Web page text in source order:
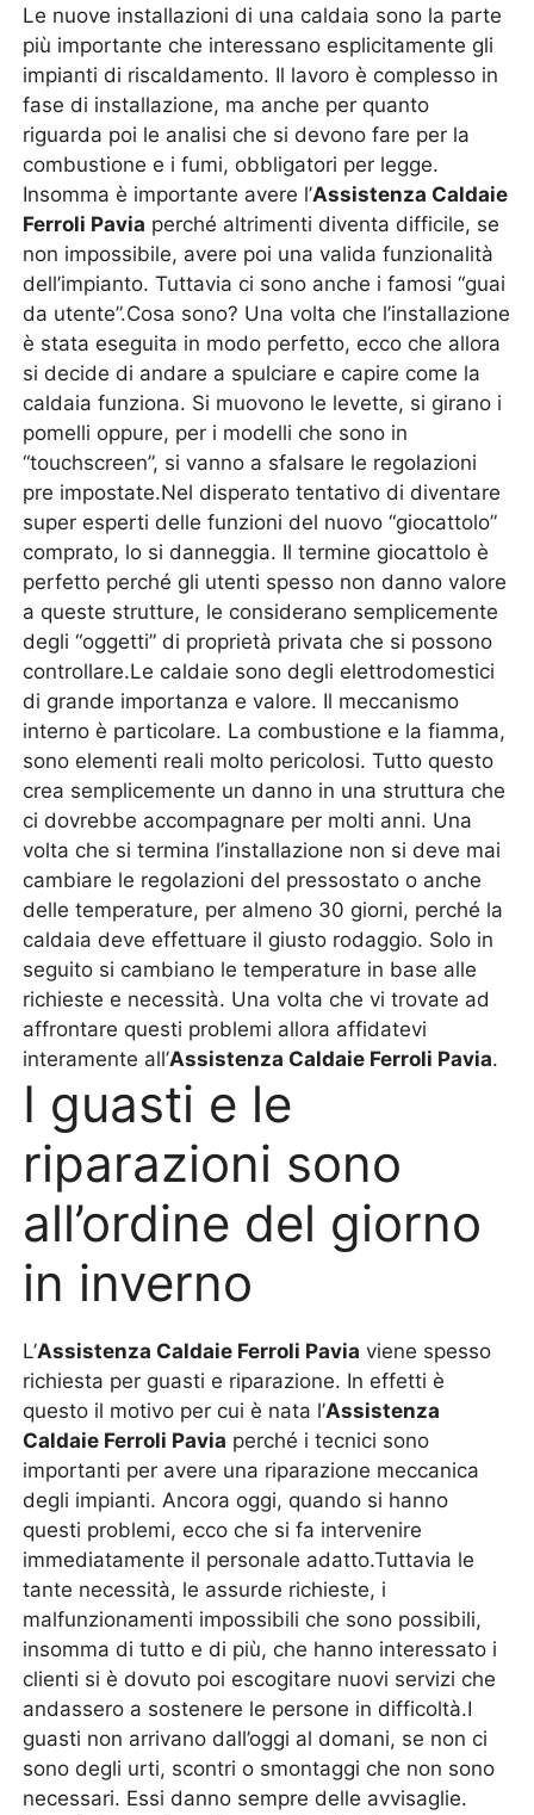
Le nuove installazioni di una caldaia sono la parte
più importante che interessano esplicitamente gli
impianti di riscaldamento. Il lavoro è complesso in
fase di installazione, ma anche per quanto
riguarda poi le analisi che si devono fare per la
combustione e i fumi, obbligatori per legge.
Insomma è importante avere l’Assistenza Caldaie
Ferroli Pavia perché altrimenti diventa difficile, se
non impossibile, avere poi una valida funzionalità
dell’impianto. Tuttavia ci sono anche i famosi “guai
da utente”.Cosa sono? Una volta che l’installazione
è stata eseguita in modo perfetto, ecco che allora
si decide di andare a spulciare e capire come la
caldaia funziona. Si muovono le levette, si girano i
pomelli oppure, per i modelli che sono in
“touchscreen”, si vanno a sfalsare le regolazioni
pre impostate.Nel disperato tentativo di diventare
super esperti delle funzioni del nuovo “giocattolo”
comprato, lo si danneggia. Il termine giocattolo è
perfetto perché gli utenti spesso non danno valore
a queste strutture, le considerano semplicemente
degli “oggetti” di proprietà privata che si possono
controllare.Le caldaie sono degli elettrodomestici
di grande importanza e valore. Il meccanismo
interno è particolare. La combustione e la fiamma,
sono elementi reali molto pericolosi. Tutto questo
crea semplicemente un danno in una struttura che
ci dovrebbe accompagnare per molti anni. Una
volta che si termina l’installazione non si deve mai
cambiare le regolazioni del pressostato o anche
delle temperature, per almeno 30 giorni, perché la
caldaia deve effettuare il giusto rodaggio. Solo in
seguito si cambiano le temperature in base alle
richieste e necessità. Una volta che vi trovate ad
affrontare questi problemi allora affidatevi
interamente all’Assistenza Caldaie Ferroli Pavia.
I guasti e le
riparazioni sono
all’ordine del giorno
in inverno
L’Assistenza Caldaie Ferroli Pavia viene spesso
richiesta per guasti e riparazione. In effetti è
questo il motivo per cui è nata l’Assistenza
Caldaie Ferroli Pavia perché i tecnici sono
importanti per avere una riparazione meccanica
degli impianti. Ancora oggi, quando si hanno
questi problemi, ecco che si fa intervenire
immediatamente il personale adatto.Tuttavia le
tante necessità, le assurde richieste, i
malfunzionamenti impossibili che sono possibili,
insomma di tutto e di più, che hanno interessato i
clienti si è dovuto poi escogitare nuovi servizi che
andassero a sostenere le persone in difficoltà.I
guasti non arrivano dall’oggi al domani, se non ci
sono degli urti, scontri o smontaggi che non sono
necessari. Essi danno sempre delle avvisaglie.